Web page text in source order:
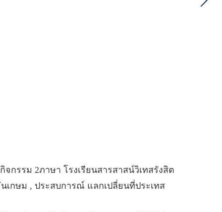
รรม 2ภาษา โรงเรียนสารสาสน์วิเทสรังสิต
เกษม , ประสบการณ์ แลกเปลี่ยนที่ประเทส